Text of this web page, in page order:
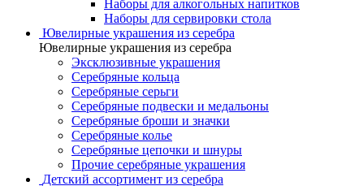
Наборы для алкогольных напитков
Наборы для сервировки стола
Ювелирные украшения из серебра
Ювелирные украшения из серебра
Эксклюзивные украшения
Серебряные кольца
Серебряные серьги
Серебряные подвески и медальоны
Серебряные броши и значки
Серебряные колье
Серебряные цепочки и шнуры
Прочие серебряные украшения
Детский ассортимент из серебра